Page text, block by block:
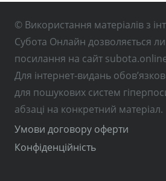
© Використання матеріалів з
Субота Онлайн дозволяється
посилання на сайт
Для інтернет-видань
для пошукових систем
абзаці на конкретний матеріал.
Умови договору оферти
Конфіденційність